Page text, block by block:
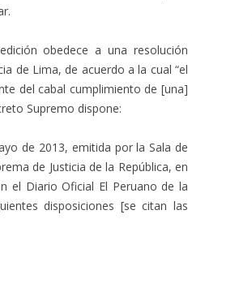
obedece a una resolución
de Lima, de acuerdo a la cual “el
del cabal cumplimiento de [una]
Supremo dispone:
de 2013, emitida por la Sala de
de Justicia de la República, en
el Diario Oficial El Peruano de la
disposiciones [se citan las